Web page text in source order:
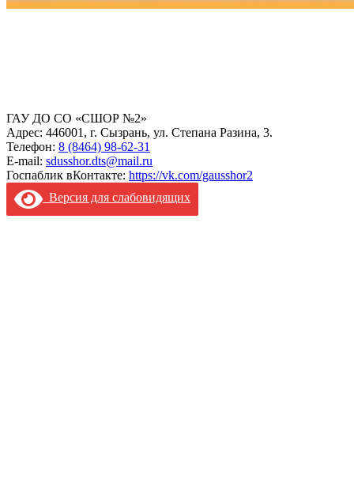
ГАУ ДО СО «СШОР №2»
Адрес: 446001, г. Сызрань, ул. Степана Разина, 3.
Телефон: 8 (8464) 98-62-31
E-mail: sdusshor.dts@mail.ru
Госпаблик вКонтакте: https://vk.com/gausshor2
Версия для слабовидящих